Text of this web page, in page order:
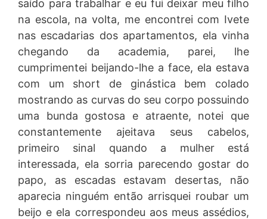
saído para trabalhar e eu fui deixar meu filho
na escola, na volta, me encontrei com Ivete
nas escadarias dos apartamentos, ela vinha
chegando da academia, parei, lhe
cumprimentei beijando-lhe a face, ela estava
com um short de ginástica bem colado
mostrando as curvas do seu corpo possuindo
uma bunda gostosa e atraente, notei que
constantemente ajeitava seus cabelos,
primeiro sinal quando a mulher está
interessada, ela sorria parecendo gostar do
papo, as escadas estavam desertas, não
aparecia ninguém então arrisquei roubar um
beijo e ela correspondeu aos meus assédios,